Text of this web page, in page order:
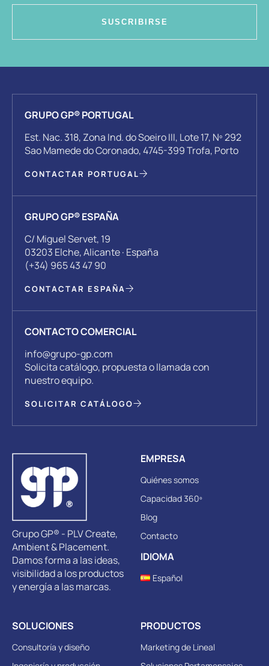
SUSCRIBIRSE
GRUPO GP® PORTUGAL
Est. Nac. 318, Zona Ind. do Soeiro III, Lote 17, Nº 292
Sao Mamede do Coronado, 4745-399 Trofa, Porto
CONTACTAR PORTUGAL
GRUPO GP® ESPAÑA
C/ Miguel Servet, 19
03203 Elche, Alicante · España
(+34) 965 43 47 90
CONTACTAR ESPAÑA
CONTACTO COMERCIAL
info@grupo-gp.com
Solicita catálogo, propuesta o llamada con
nuestro equipo.
SOLICITAR CATÁLOGO
Grupo GP® - PLV Create,
Ambient & Placement.
Damos forma a las ideas,
visibilidad a los productos
y energía a las marcas.
EMPRESA
Quiénes somos
Capacidad 360º
Blog
Contacto
IDIOMA
Español
SOLUCIONES
Consultoría y diseño
PRODUCTOS
Marketing de Lineal